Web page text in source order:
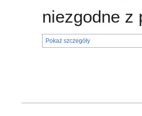
niezgodne z
Pokaż szczegóły